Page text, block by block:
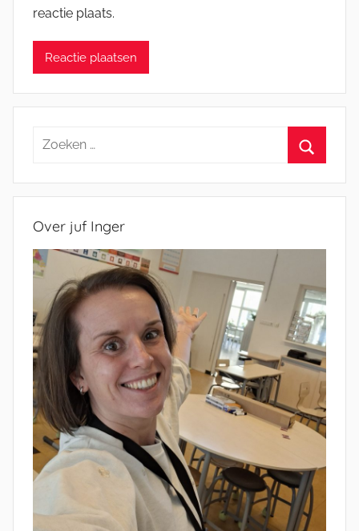
reactie plaats.
Zoeken
Over juf Inger